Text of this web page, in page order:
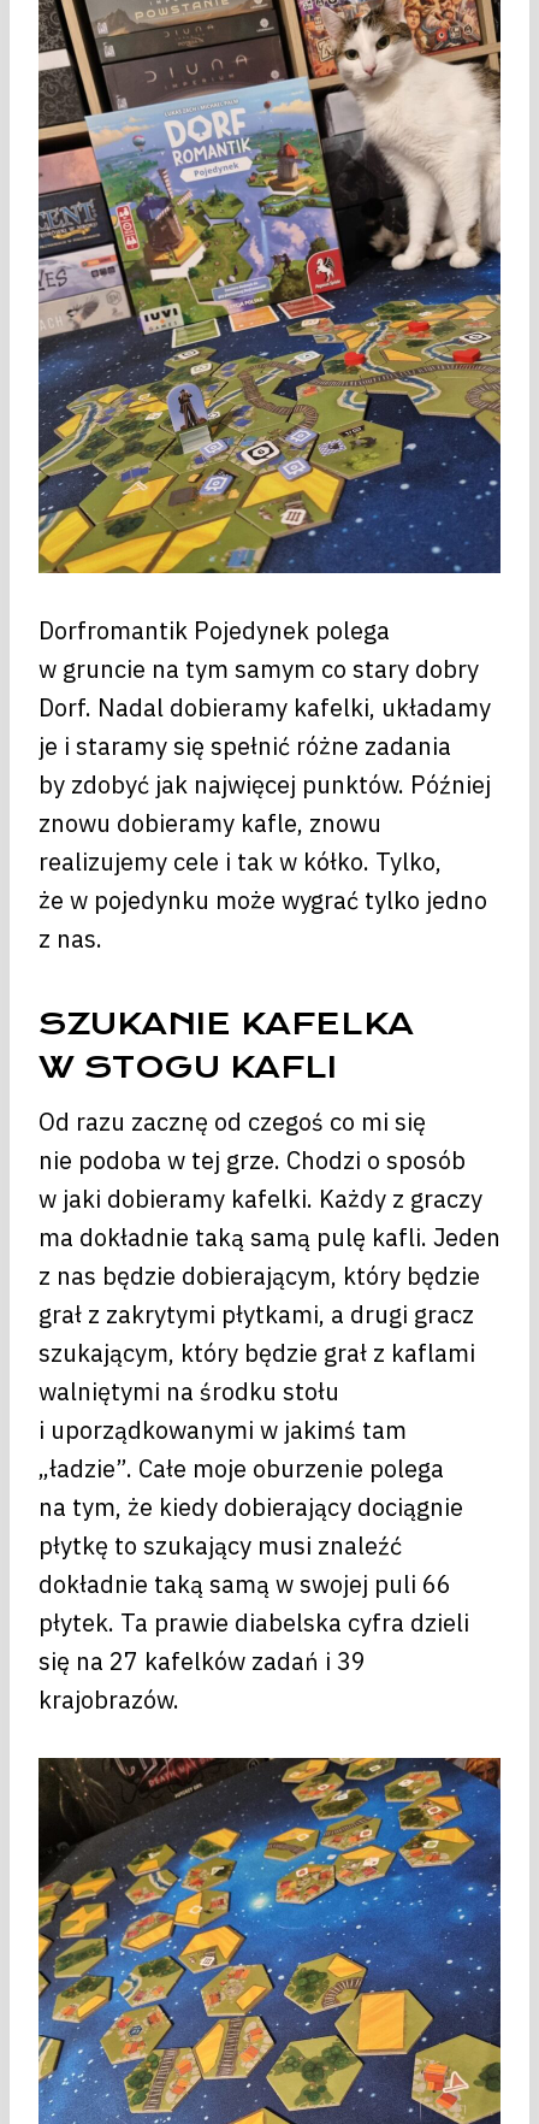
Dorfromantik Pojedynek polega
w gruncie na tym samym co stary dobry
Dorf. Nadal dobieramy kafelki, układamy
je i staramy się spełnić różne zadania
by zdobyć jak najwięcej punktów. Później
znowu dobieramy kafle, znowu
realizujemy cele i tak w kółko. Tylko,
że w pojedynku może wygrać tylko jedno
z nas.
SZUKANIE KAFELKA
W STOGU KAFLI
Od razu zacznę od czegoś co mi się
nie podoba w tej grze. Chodzi o sposób
w jaki dobieramy kafelki. Każdy z graczy
ma dokładnie taką samą pulę kafli. Jeden
z nas będzie dobierającym, który będzie
grał z zakrytymi płytkami, a drugi gracz
szukającym, który będzie grał z kaflami
walniętymi na środku stołu
i uporządkowanymi w jakimś tam
„ładzie”. Całe moje oburzenie polega
na tym, że kiedy dobierający dociągnie
płytkę to szukający musi znaleźć
dokładnie taką samą w swojej puli 66
płytek. Ta prawie diabelska cyfra dzieli
się na 27 kafelków zadań i 39
krajobrazów.